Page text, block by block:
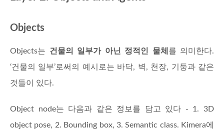
Objects
Objects는 건물의 일부가 아닌 정적인 물체 를 의미한다.
‘건물의 일부’로써의 예시로는 바닥, 벽, 천장, 기둥과 같은
것들이 있다.
Object node는 다음과 같은 정보를 담고 있다 - 1. 3D
object pose, 2. Bounding box, 3. Semantic class. Kimera에